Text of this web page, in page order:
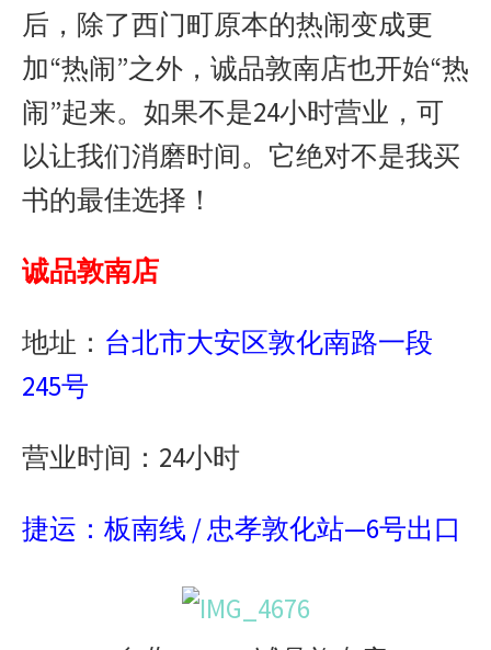
后，除了西门町原本的热闹变成更
加“热闹”之外，诚品敦南店也开始“热
闹”起来。如果不是24小时营业，可
以让我们消磨时间。它绝对不是我买
书的最佳选择！
诚品敦南店
地址： 台北市大安区敦化南路一段
245号
营业时间：24小时
捷运：板南线 / 忠孝敦化站—6号出口